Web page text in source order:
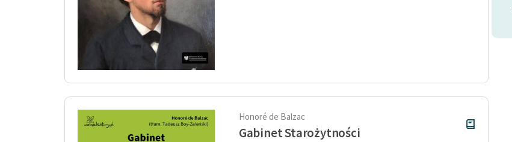
Honoré de Balzac
Gabinet Starożytności